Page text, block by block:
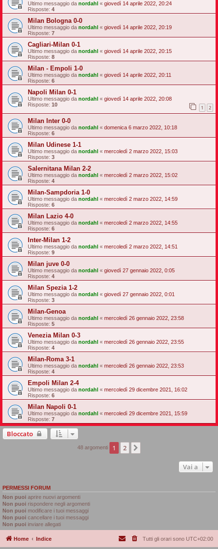
Ultimo messaggio da nordahl « giovedì 14 aprile 2022, 20:24
Risposte: 4
Milan Bologna 0-0
Ultimo messaggio da nordahl « giovedì 14 aprile 2022, 20:19
Risposte: 7
Cagliari-Milan 0-1
Ultimo messaggio da nordahl « giovedì 14 aprile 2022, 20:15
Risposte: 8
Milan - Empoli 1-0
Ultimo messaggio da nordahl « giovedì 14 aprile 2022, 20:11
Risposte: 6
Napoli Milan 0-1
Ultimo messaggio da nordahl « giovedì 14 aprile 2022, 20:08
Risposte: 10 1 2
Milan Inter 0-0
Ultimo messaggio da nordahl « domenica 6 marzo 2022, 10:18
Risposte: 6
Milan Udinese 1-1
Ultimo messaggio da nordahl « mercoledì 2 marzo 2022, 15:03
Risposte: 3
Salernitana Milan 2-2
Ultimo messaggio da nordahl « mercoledì 2 marzo 2022, 15:02
Risposte: 4
Milan-Sampdoria 1-0
Ultimo messaggio da nordahl « mercoledì 2 marzo 2022, 14:59
Risposte: 6
Milan Lazio 4-0
Ultimo messaggio da nordahl « mercoledì 2 marzo 2022, 14:55
Risposte: 6
Inter-Milan 1-2
Ultimo messaggio da nordahl « mercoledì 2 marzo 2022, 14:51
Risposte: 9
Milan juve 0-0
Ultimo messaggio da nordahl « giovedì 27 gennaio 2022, 0:05
Risposte: 4
Milan Spezia 1-2
Ultimo messaggio da nordahl « giovedì 27 gennaio 2022, 0:01
Risposte: 3
Milan-Genoa
Ultimo messaggio da nordahl « mercoledì 26 gennaio 2022, 23:58
Risposte: 5
Venezia Milan 0-3
Ultimo messaggio da nordahl « mercoledì 26 gennaio 2022, 23:55
Risposte: 4
Milan-Roma 3-1
Ultimo messaggio da nordahl « mercoledì 26 gennaio 2022, 23:53
Risposte: 4
Empoli Milan 2-4
Ultimo messaggio da nordahl « mercoledì 29 dicembre 2021, 16:02
Risposte: 6
Milan Napoli 0-1
Ultimo messaggio da nordahl « mercoledì 29 dicembre 2021, 15:59
Risposte: 7
Bloccato
48 argomenti 1 2
Vai a
PERMESSI FORUM
Non puoi aprire nuovi argomenti
Non puoi rispondere negli argomenti
Non puoi modificare i tuoi messaggi
Non puoi cancellare i tuoi messaggi
Non puoi inviare allegati
Home Indice Tutti gli orari sono UTC+02:00